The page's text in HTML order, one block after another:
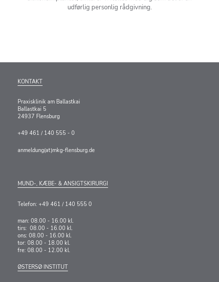
udførlig personlig rådgivning.
KONTAKT
Praxisklinik am Ballastkai
Ballastkai 5
24937 Flensburg
+49 461 / 140 555 - 0
anmeldung(at)mkg-flensburg.de
MUND-, KÆBE- & ANSIGTSKIRURGI
Telefon: +49 461 / 140 555 0
man: 08.00 - 16.00 kl.
tirs: 08.00 - 16.00 kl.
ons: 08.00 - 16.00 kl.
tor: 08.00 - 18.00 kl.
fre: 08.00 - 12.00 kl.
ØSTERSØ INSTITUT